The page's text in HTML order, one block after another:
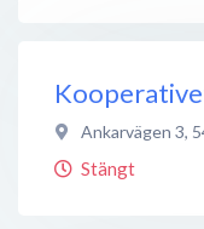
Ankarvägen 3,
Stängt